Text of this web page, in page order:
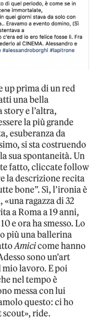
up prima di un red
una bella
e l’altra,
la più grande
esuberanza da
si sta costruendo
sua spontaneità. Un
fatto, cliccate follow
la descrizione recita
bone”. Sì, l’ironia è
ragazza di 32
a Roma a 19 anni,
e ora ha smesso. Lo
più una ballerina
Amicicome hanno
sono un’art
lavoro. E poi
nel tempo è
messa con lui
questo: ci ho
scout», ride.